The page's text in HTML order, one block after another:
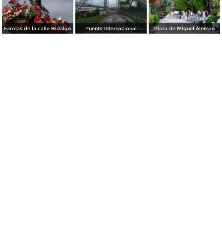
Farolas de la calle Hidalgo Puente Internacional Plaza de Miguel Alemàn